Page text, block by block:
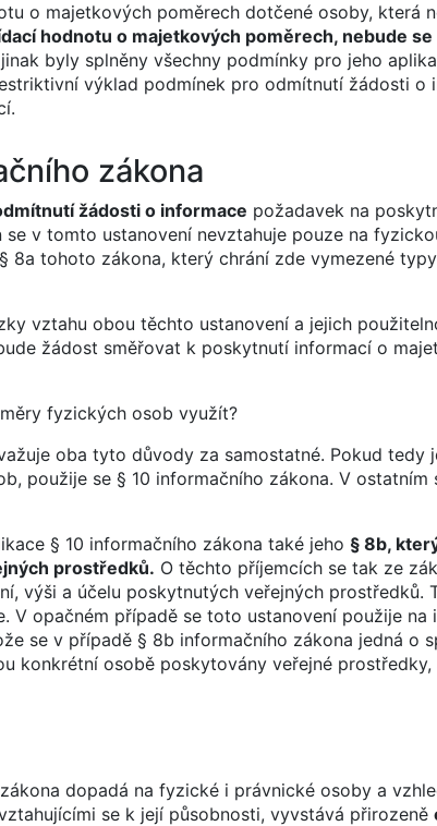
o majetkových poměrech dotčené osoby, která
hodnotu o majetkových poměrech, nebude se
byly splněny všechny podmínky pro jeho
výklad podmínek pro odmítnutí žádosti o
zákona
žádosti o informace požadavek na
v tomto ustanovení nevztahuje pouze na
8a tohoto zákona, který chrání zde vymezené
vztahu obou těchto ustanovení a jejich
žádost směřovat k poskytnutí informací o
fyzických osob využít?
oba tyto důvody za samostatné. Pokud tedy
použije se § 10 informačního zákona. V ostatním
§ 10 informačního zákona také jeho § 8b,
prostředků. O těchto příjemcích se tak ze
výši a účelu poskytnutých veřejných prostředků.
V opačném případě se toto ustanovení použije na
se v případě § 8b informačního zákona jedná o
konkrétní osobě poskytovány veřejné
dopadá na fyzické i právnické osoby a
se k její působnosti, vyvstává přirozeně